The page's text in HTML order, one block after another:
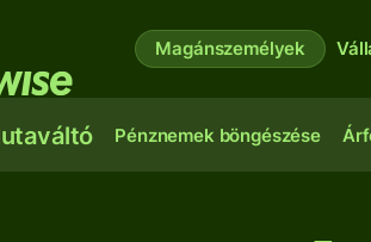
Magánszemélyek
Pénznemek böngészése